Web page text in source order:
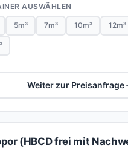
AUSWÄHLEN
5m³ 7m³ 10m³ 12m³
Weiter zur Preisanfrage
(HBCD frei mit